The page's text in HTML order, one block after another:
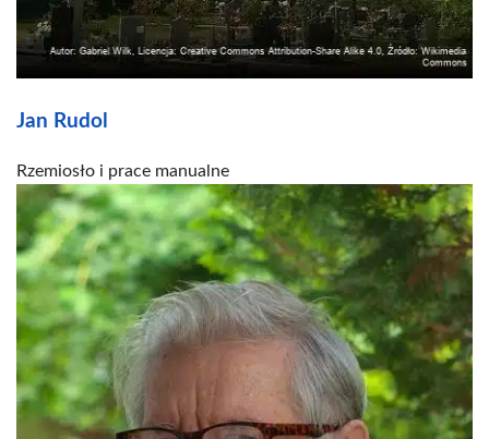
Jan Rudol
Rzemiosło i prace manualne